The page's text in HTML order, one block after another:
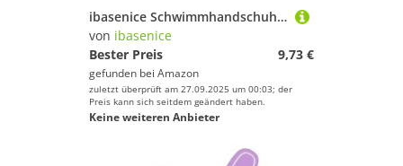
ibasenice Schwimmhandschuhe mit Webstruktur Wasserfeste Schwimmhilfe für Damen und Herren Verbesserte Effizienz Beim Schwimmen und Tauchen Langlebiges Material für Wassersport und Fitness
von ibasenice
Bester Preis
9,73 €
gefunden bei Amazon
zuletzt überprüft am 27.09.2025 um 00:03; der
Preis kann sich seitdem geändert haben.
Keine weiteren Anbieter